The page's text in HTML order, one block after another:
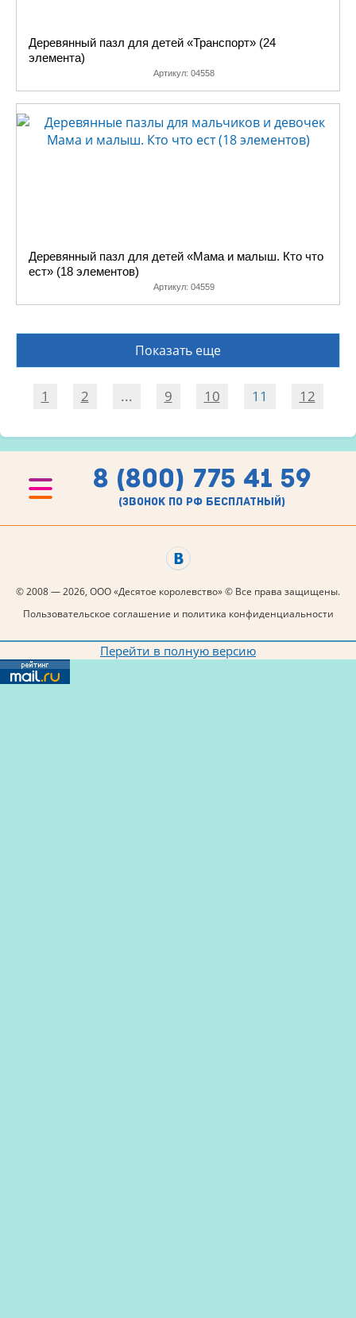
Деревянный пазл для детей «Транспорт» (24
элемента)
Артикул: 04558
Деревянный пазл для детей «Мама и малыш. Кто что
ест» (18 элементов)
Артикул: 04559
Показать еще
1 2 ... 9 10 11 12
8 (800) 775 41 59
(звонок по рф бесплатный)
© 2008 — 2026, ООО «Десятое королевство» © Все права защищены.
Пользовательское соглашение и политика конфиденциальности
Перейти в полную версию